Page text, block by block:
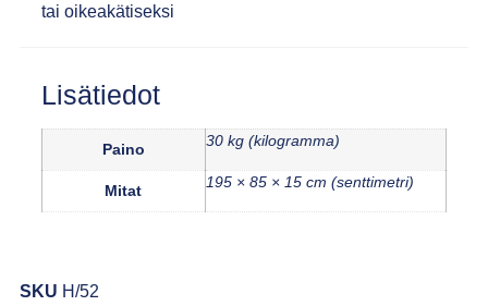
tai oikeakätiseksi
Lisätiedot
Paino 30 kg (kilogramma)
Mitat 195 × 85 × 15 cm (senttimetri)
SKU H/52